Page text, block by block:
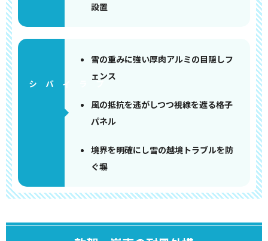
設置
雪の重みに強い厚肉アルミの目隠しフ
ェンス
風の抵抗を逃がしつつ視線を遮る格子
パネル
境界を明確にし雪の越境トラブルを防
ぐ塀